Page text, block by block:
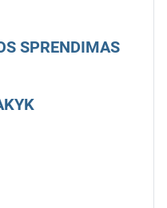
SPRENDIMAS